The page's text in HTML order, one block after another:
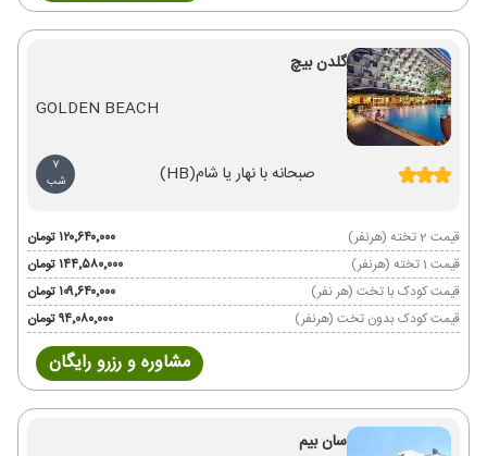
گلدن بیچ
GOLDEN BEACH
صبحانه با نهار یا شام(HB)
7
شب
قیمت 2 تخته (هرنفر)
۱۲۰٬۶۴۰٬۰۰۰ تومان
قیمت 1 تخته (هرنفر)
۱۴۴٬۵۸۰٬۰۰۰ تومان
قیمت کودک با تخت (هر نفر)
۱۰۹٬۶۴۰٬۰۰۰ تومان
قیمت کودک بدون تخت (هرنفر)
۹۴٬۰۸۰٬۰۰۰ تومان
مشاوره و رزرو رایگان
سان بیم